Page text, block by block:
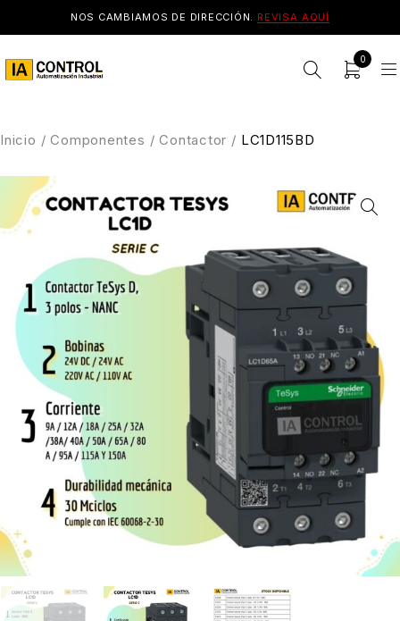
NOS CAMBIAMOS DE DIRECCIÓN. REVISA AQUÍ
0
Inicio / Componentes / Contactor / LC1D115BD